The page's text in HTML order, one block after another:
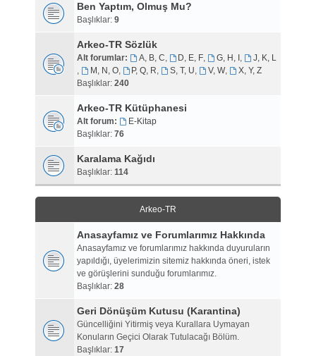
Ben Yaptım, Olmuş Mu?
Başlıklar: 9
Arkeo-TR Sözlük
Alt forumlar: A, B, C, D, E, F, G, H, I ,
J, K, L
,
M, N, O, P, Q, R, S, T, U, V, W,
X, Y, Z
Başlıklar: 240
Arkeo-TR Kütüphanesi
Alt forum:
E-Kitap
Başlıklar: 76
Karalama Kağıdı
Başlıklar: 114
Arkeo-TR
Anasayfamız ve Forumlarımız Hakkında
Anasayfamız ve forumlarımız hakkında duyuruların
yapıldığı, üyelerimizin sitemiz hakkında öneri, istek
ve görüşlerini sunduğu forumlarımız.
Başlıklar: 28
Geri Dönüşüm Kutusu (Karantina)
Güncelliğini Yitirmiş veya Kurallara Uymayan
Konuların Geçici Olarak Tutulacağı Bölüm.
Başlıklar: 17